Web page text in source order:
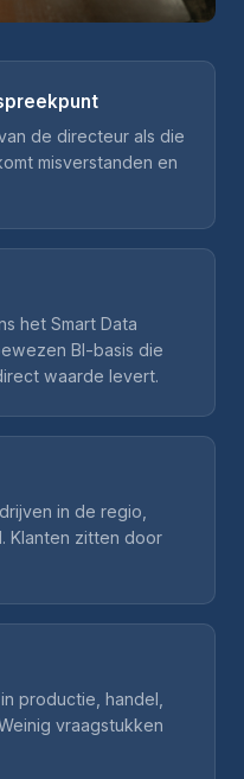
de directeur als die
misverstanden en
het Smart Data
BI-basis die
waarde levert.
in de regio,
Klanten zitten door
productie, handel,
vraagstukken